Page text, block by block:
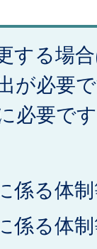
する場
が必要
必要で
係る体
係る体